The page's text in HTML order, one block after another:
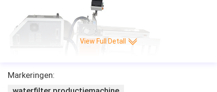
View Full Detall
Markeringen: